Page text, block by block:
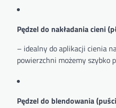
Pędzel do nakładania cieni
– idealny do aplikacji cienia
powierzchni możemy szybko
Pędzel do blendowania